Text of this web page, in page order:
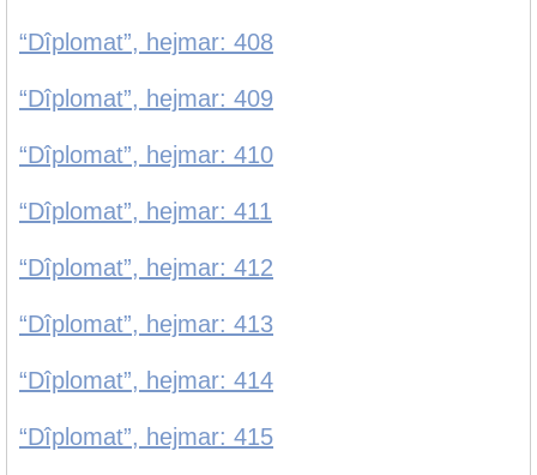
“Dîplomat”, hejmar: 408
“Dîplomat”, hejmar: 409
“Dîplomat”, hejmar: 410
“Dîplomat”, hejmar: 411
“Dîplomat”, hejmar: 412
“Dîplomat”, hejmar: 413
“Dîplomat”, hejmar: 414
“Dîplomat”, hejmar: 415